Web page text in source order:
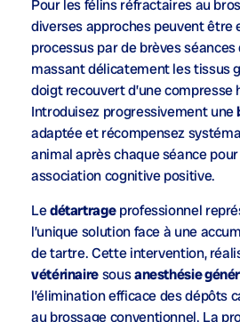
Pour les félins réfractaires au
diverses approches peuvent être
processus par de brèves
massant délicatement les tissus
doigt recouvert d’une compresse
Introduisez progressivement une
adaptée et récompensez
animal après chaque séance
association cognitive positive.
Ledétartrageprofessionnel
l’unique solution face à une
de tartre. Cette intervention,
vétérinairesousanesthésie
l’élimination efficace des dépôts
au brossage conventionnel. La